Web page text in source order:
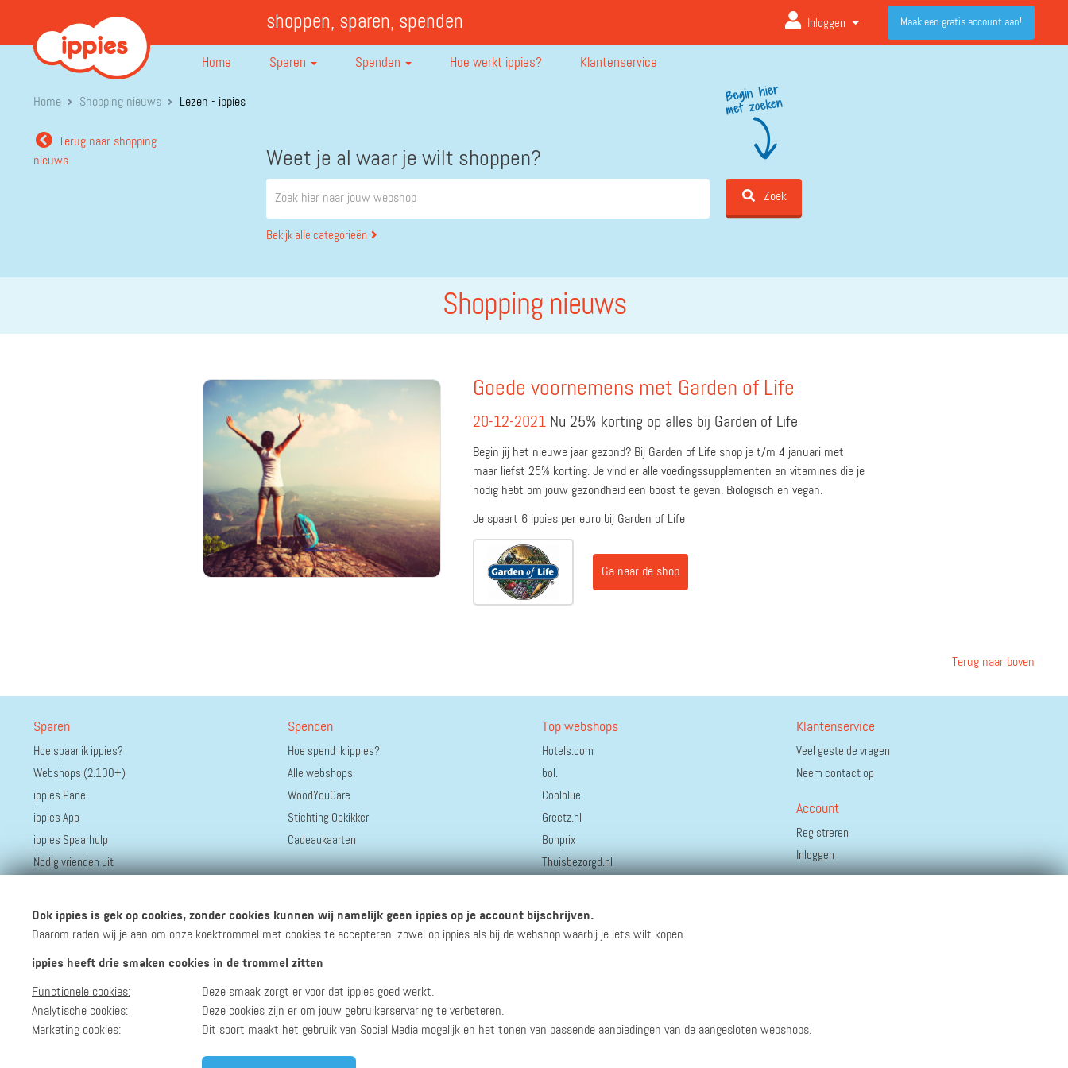
shoppen, sparen, spenden Inloggen Maak een gratis account aan!
Home Sparen Spenden Hoe werkt ippies? Klantenservice
Home Shopping nieuws Lezen - ippies
Terug naar shopping
nieuws
Weet je al waar je wilt shoppen?
Bekijk alle categorieën
Zoek
Shopping nieuws
Goede voornemens met Garden of Life
20-12-2021 Nu 25% korting op alles bij Garden of Life
Begin jij het nieuwe jaar gezond? Bij Garden of Life shop je t/m 4 januari met
maar liefst 25% korting. Je vind er alle voedingssupplementen en vitamines die je
nodig hebt om jouw gezondheid een boost te geven. Biologisch en vegan.
Je spaart 6 ippies per euro bij Garden of Life
Ga naar de shop
Terug naar boven
Sparen
Hoe spaar ik ippies?
Webshops (2.100+)
ippies Panel
ippies App
ippies Spaarhulp
Nodig vrienden uit
Spenden
Hoe spend ik ippies?
Alle webshops
WoodYouCare
Stichting Opkikker
Cadeaukaarten
Top webshops
Hotels.com
bol.
Coolblue
Greetz.nl
Bonprix
Thuisbezorgd.nl
AliExpress
Klantenservice
Veel gestelde vragen
Neem contact op
Account
Registreren
Inloggen
Volg ippies Blijf op de hoogte van het groeiende aantal winkels, winacties en andere updates!
Ook ippies is gek op cookies, zonder cookies kunnen wij namelijk geen ippies op je account bijschrijven.
Daarom raden wij je aan om onze koektrommel met cookies te accepteren, zowel op ippies als bij de webshop waarbij je iets wilt kopen.
ippies heeft drie smaken cookies in de trommel zitten
Functionele cookies:
Deze smaak zorgt er voor dat ippies goed werkt.
Analytische cookies:
Deze cookies zijn er om jouw gebruikerservaring te verbeteren.
Marketing cookies:
Dit soort maakt het gebruik van Social Media mogelijk en het tonen van passende aanbiedingen van de aangesloten webshops.